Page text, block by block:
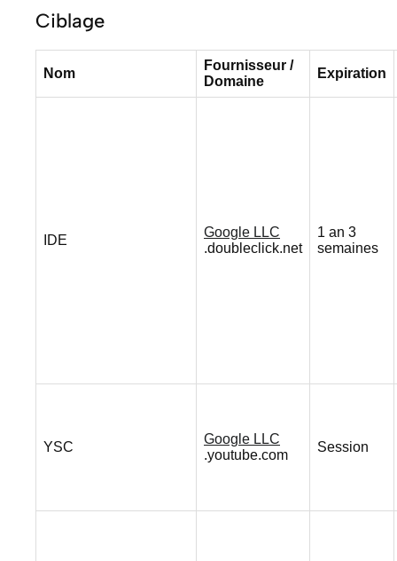
Ciblage
Nom
Fournisseur /
Domaine
Expiration
IDE
Google LLC
.doubleclick.net
1 an 3
semaines
YSC
Google LLC
.youtube.com
Session